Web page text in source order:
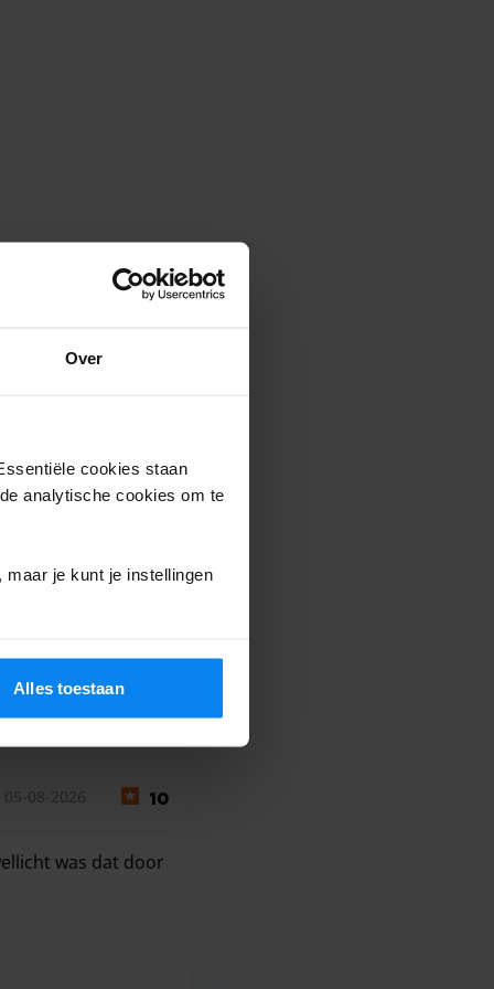
Over
cookies staan
analytische cookies om te
je kunt je instellingen
Alles toestaan
08-2026 10
was dat door